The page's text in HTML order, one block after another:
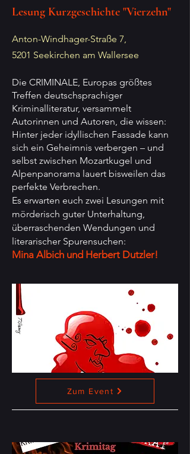
Lesung Kurzgeschichte "Vierzehn"
Anton-Windhager-Straße 7,
5201 Seekirchen am Wallersee
Die CRIMINALE, Europas größtes
Treffen deutschsprachiger
Kriminalliteratur, versammelt
Autorinnen und Autoren, die wissen:
Hinter jeder idyllischen Fassade kann
sich ein Geheimnis verbergen – und
selbst zwischen Mozartkugel und
Alpenpanorama lauert bisweilen das
perfekte Verbrechen.
Es erwarten euch zwei Lesungen mit
mörderisch guter Unterhaltung,
überraschenden Wendungen und
literarischer Spurensuchen:
Mina Albich und Herbert Dutzler!
Zum Event